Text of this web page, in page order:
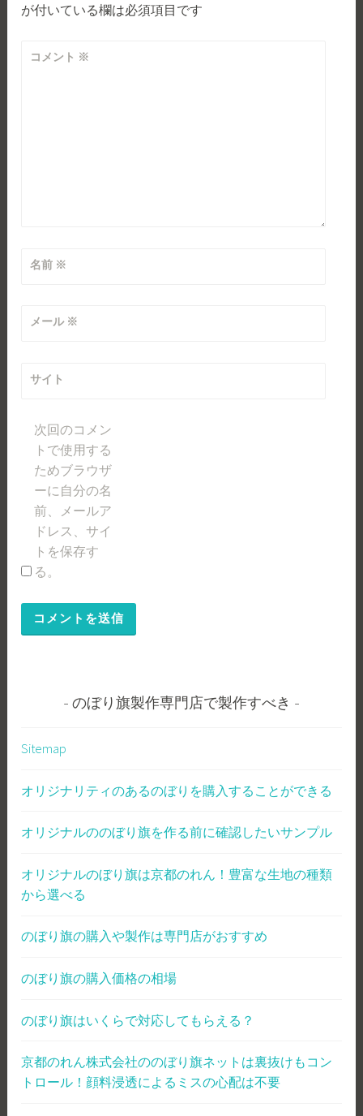
ー
が付いている欄は必須項目です
コメント ※
名前 ※
メール ※
サイト
次回のコメン
トで使用する
ためブラウザ
ーに自分の名
前、メールア
ドレス、サイ
トを保存す
る。
のぼり旗製作専門店で製作すべき
Sitemap
オリジナリティのあるのぼりを購入することができる
オリジナルののぼり旗を作る前に確認したいサンプル
オリジナルのぼり旗は京都のれん！豊富な生地の種類
から選べる
のぼり旗の購入や製作は専門店がおすすめ
のぼり旗の購入価格の相場
のぼり旗はいくらで対応してもらえる？
京都のれん株式会社ののぼり旗ネットは裏抜けもコン
トロール！顔料浸透によるミスの心配は不要